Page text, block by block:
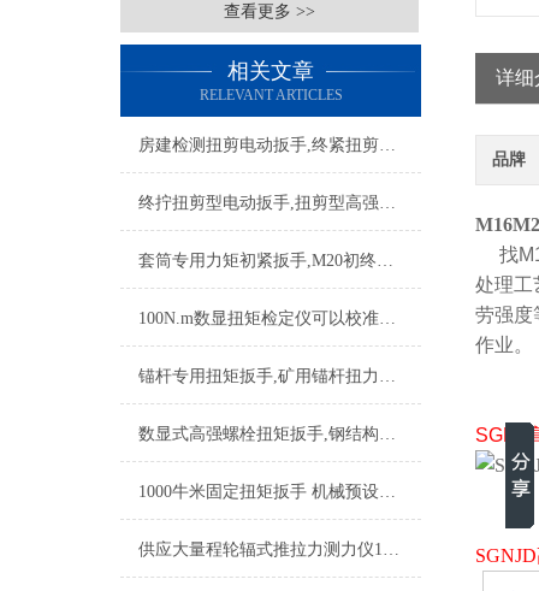
查看更多 >>
相关文章
RELEVANT ARTICLES
房建检测扭剪电动扳手,终紧扭剪型高强螺栓的电动扳手
终拧扭剪型电动扳手,扭剪型高强螺栓扳手头子,扭剪型高强螺栓电动扳手工具
套筒专用力矩初紧扳手,M20初终紧电动扳手,初终紧型扭剪型电动扳手
100N.m数显扭矩检定仪可以校准电动扳手
锚杆专用扭矩扳手,矿用锚杆扭力扳手,锚杆扭矩力扳手
数显式高强螺栓扭矩扳手,钢结构高强螺栓力矩扳手型号
1000牛米固定扭矩扳手 机械预设扭矩扳手 固定值手动扭矩扳手厂家​
供应大量程轮辐式推拉力测力仪150T 160T 165T 170T 180T
详细
品牌
找
处理工
劳强度
作业。
SGNJ